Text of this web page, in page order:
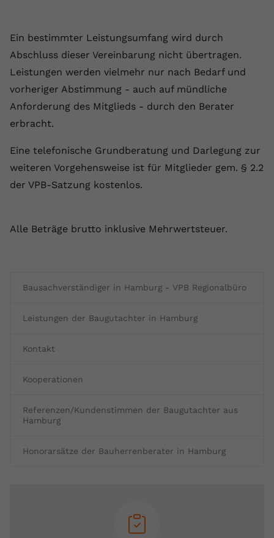
Bausachverständiger in Hamburg - VPB Regionalbüro
Leistungen der Baugutachter in Hamburg
Kontakt
Kooperationen
Referenzen/Kundenstimmen der Baugutachter aus
Hamburg
Honorarsätze der Bauherrenberater in Hamburg
Ein bestimmter Leistungsumfang wird durch
Abschluss dieser Vereinbarung nicht übertragen.
Leistungen werden vielmehr nur nach Bedarf und
vorheriger Abstimmung - auch auf mündliche
Anforderung des Mitglieds - durch den Berater
erbracht.
Eine telefonische Grundberatung und Darlegung zur
weiteren Vorgehensweise ist für Mitglieder gem. § 2.2
der VPB-Satzung kostenlos.
Alle Beträge brutto inklusive Mehrwertsteuer.